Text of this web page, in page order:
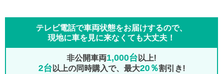
テレビ電話で車両状態をお届けするので、
現地に車を見に来なくても大丈夫！
非公開車両1,000台 以上!
2台 以上の同時購入で、最大20％割引き!